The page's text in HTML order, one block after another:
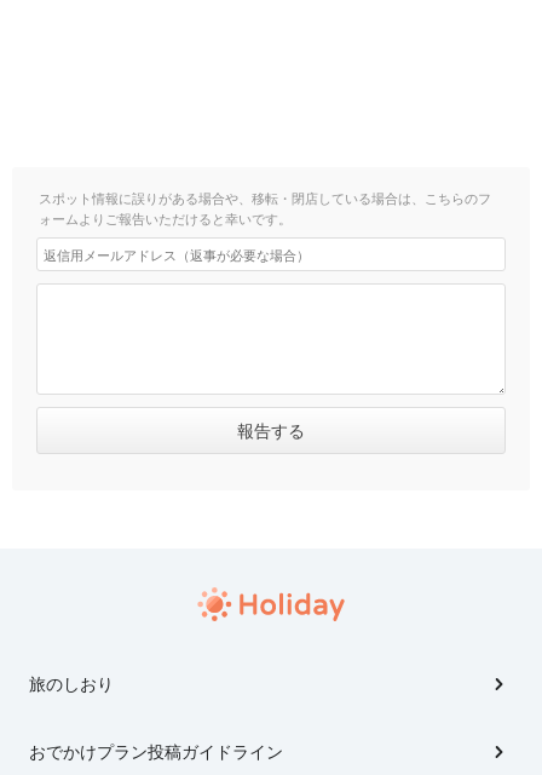
スポット情報に誤りがある場合や、移転・閉店している場合は、こちらのフ
ォームよりご報告いただけると幸いです。
旅のしおり
おでかけプラン投稿ガイドライン